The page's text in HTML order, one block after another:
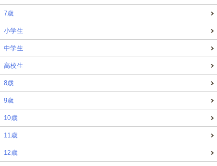
7歳
小学生
中学生
高校生
8歳
9歳
10歳
11歳
12歳